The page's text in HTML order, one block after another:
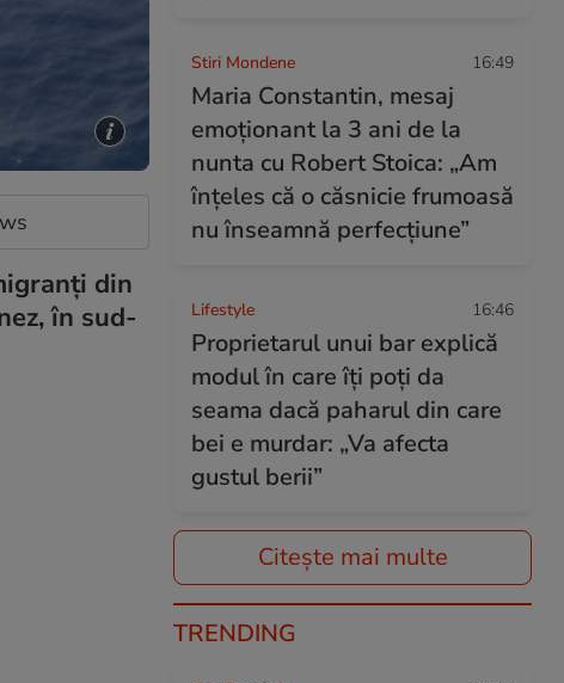
din
în sud-
Stiri Mondene 16:49
Maria Constantin, mesaj
emoționant la 3 ani de la
nunta cu Robert Stoica: „Am
înțeles că o căsnicie frumoasă
nu înseamnă perfecțiune”
Lifestyle 16:46
Proprietarul unui bar explică
modul în care îți poți da
seama dacă paharul din care
bei e murdar: „Va afecta
gustul berii”
Citește mai multe
TRENDING